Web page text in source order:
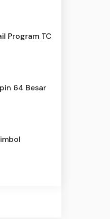
Program TC
64 Besar